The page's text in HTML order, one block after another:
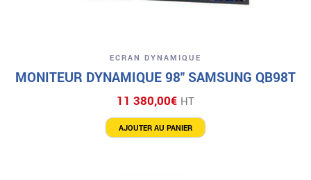
ECRAN DYNAMIQUE
MONITEUR DYNAMIQUE 98″ SAMSUNG QB98T
11 380,00€ HT
AJOUTER AU PANIER